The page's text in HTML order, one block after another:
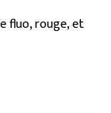
fluo, rouge, et